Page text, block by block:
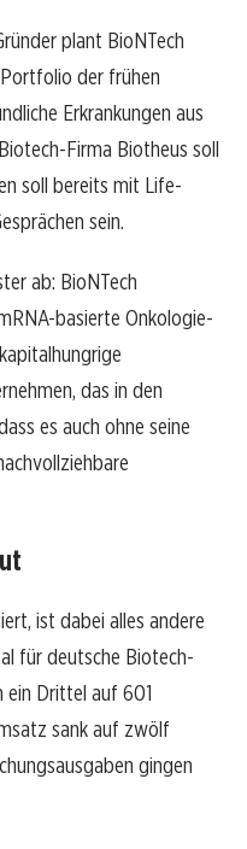
plant BioNTech
der frühen
Erkrankungen aus
Firma Biotheus soll
soll bereits mit Life-
sein.
ab: BioNTech
basierte Onkologie-
das in den
es auch ohne seine
ist dabei alles andere
für deutsche Biotech-
ein Drittel auf 601
sank auf zwölf
gingen